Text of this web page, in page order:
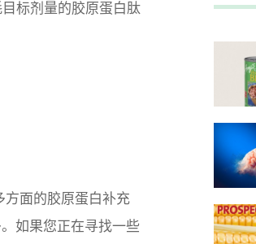
标剂量的胶原蛋白肽
方面的胶原蛋白补充
如果您正在寻找一些